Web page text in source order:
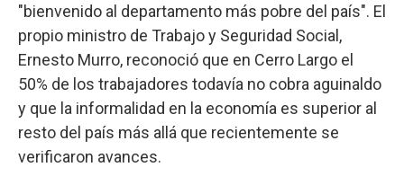
"bienvenido al departamento más pobre del país". El
propio ministro de Trabajo y Seguridad Social,
Ernesto Murro, reconoció que en Cerro Largo el
50% de los trabajadores todavía no cobra aguinaldo
y que la informalidad en la economía es superior al
resto del país más allá que recientemente se
verificaron avances.